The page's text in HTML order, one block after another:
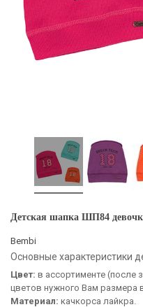
Детская шапка ШП84
Bembi
Основные характеристики
Цвет: в ассортименте (после
цветов нужного Вам размера
Материал: качкорса лайкра.